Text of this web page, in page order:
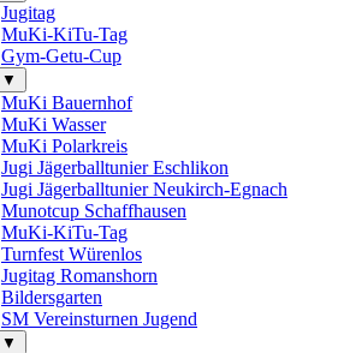
Jugitag
MuKi-KiTu-Tag
Gym-Getu-Cup
▼
MuKi Bauernhof
MuKi Wasser
MuKi Polarkreis
Jugi Jägerballtunier Eschlikon
Jugi Jägerballtunier Neukirch-Egnach
Munotcup Schaffhausen
MuKi-KiTu-Tag
Turnfest Würenlos
Jugitag Romanshorn
Bildersgarten
SM Vereinsturnen Jugend
▼